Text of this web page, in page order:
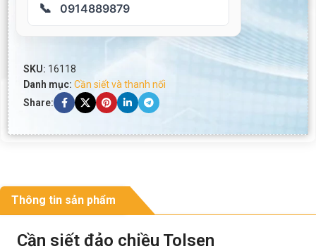
📞 0914889879
SKU: 16118
Danh mục: Cần siết và thanh nối
Share:
Thông tin sản phẩm
Cần siết đảo chiều Tolsen